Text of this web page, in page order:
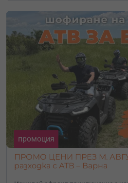
промоция
ПРОМО ЦЕНИ ПРЕЗ М.
разходка с АТВ – Варна